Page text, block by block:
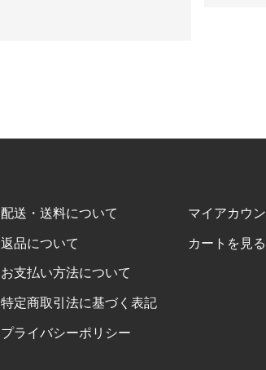
配送・送料について
返品について
お支払い方法について
特定商取引法に基づく表記
プライバシーポリシー
マイアカウ
カートを見る